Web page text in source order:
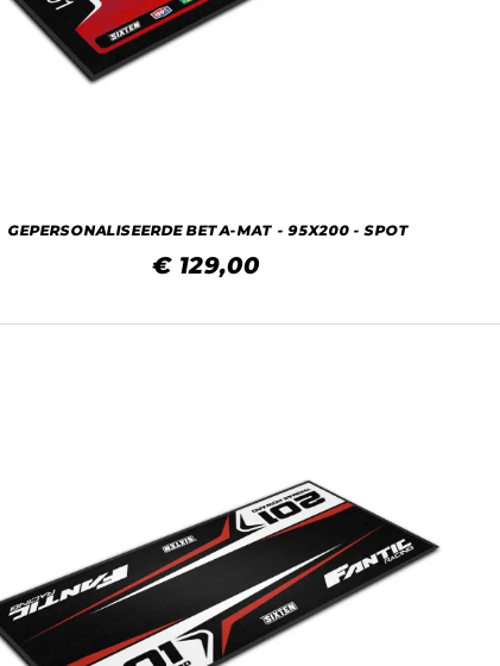
GEPERSONALISEERDE BETA-MAT - 95X200 - SPOT
€ 129,00